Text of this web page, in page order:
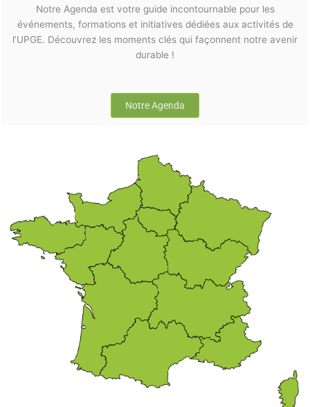
Notre Agenda est votre guide incontournable pour les
événements, formations et initiatives dédiées aux activités de
l’UPGE. Découvrez les moments clés qui façonnent notre avenir
durable !
Notre Agenda